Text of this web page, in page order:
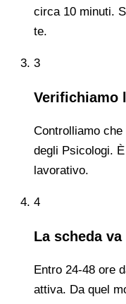
circa 10 minuti.
te.
3
Verifichiamo
Controlliamo
degli Psicologi.
lavorativo.
4
La scheda
Entro 24-48 ore
attiva. Da quel